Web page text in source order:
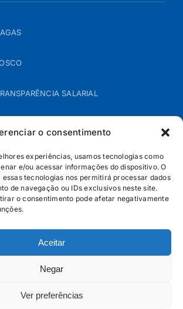
o consentimento
experiências, usamos tecnologias como
e/ou acessar informações do dispositivo. O
tecnologias nos permitirá processar dados
de navegação ou IDs exclusivos neste site.
o consentimento pode afetar negativamente
Aceitar
Negar
Ver preferências
SALARIAL
· Todos os direitos reservados | SAC